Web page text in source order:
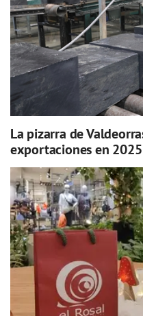
La pizarra de
exportaciones en 2025